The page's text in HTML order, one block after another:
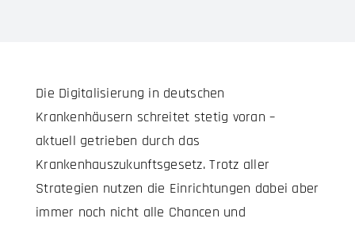
Die Digitalisierung in deutschen
Krankenhäusern schreitet stetig voran –
aktuell getrieben durch das
Krankenhauszukunftsgesetz. Trotz aller
Strategien nutzen die Einrichtungen dabei aber
immer noch nicht alle Chancen und